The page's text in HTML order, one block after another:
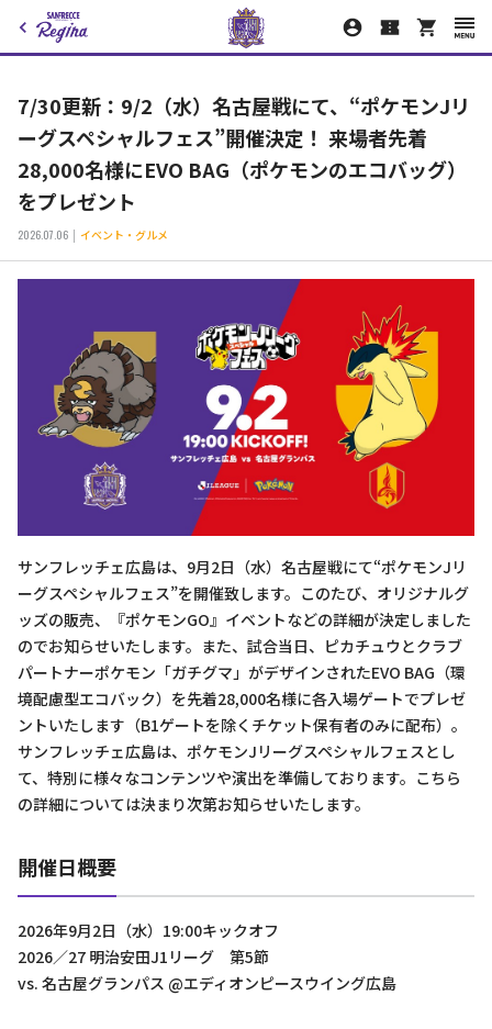
7/30更新：9/2（水）名古屋戦にて、“ポケモンJリ
ーグスペシャルフェス”開催決定！ 来場者先着
28,000名様にEVO BAG（ポケモンのエコバッグ）
をプレゼント
2026.07.06 イベント・グルメ
サンフレッチェ広島は、9月2日（水）名古屋戦にて“ポケモンJリ
ーグスペシャルフェス”を開催致します。このたび、オリジナルグ
ッズの販売、『ポケモンGO』イベントなどの詳細が決定しました
のでお知らせいたします。また、試合当日、ピカチュウとクラブ
パートナーポケモン「ガチグマ」がデザインされたEVO BAG（環
境配慮型エコバック）を先着28,000名様に各入場ゲートでプレゼ
ントいたします（B1ゲートを除くチケット保有者のみに配布）。
サンフレッチェ広島は、ポケモンJリーグスペシャルフェスとし
て、特別に様々なコンテンツや演出を準備しております。こちら
の詳細については決まり次第お知らせいたします。
開催日概要
2026年9月2日（水）19:00キックオフ
2026／27 明治安田J1リーグ 第5節
vs. 名古屋グランパス @エディオンピースウイング広島